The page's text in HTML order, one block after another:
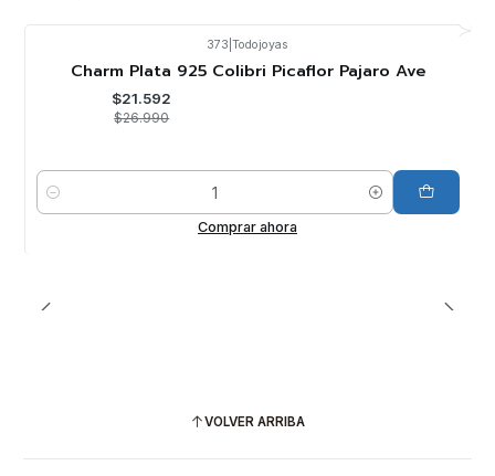
373 Todojoyas
Charm Plata 925 Colibri Picaflor Pajaro Ave
$21.592
$26.990
Cantidad
Comprar ahora
VOLVER ARRIBA